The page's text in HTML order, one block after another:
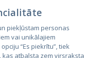
piekļūstam personas
vai unikālajiem
“Es piekrītu”, tiek
atbalsta zem virsraksta